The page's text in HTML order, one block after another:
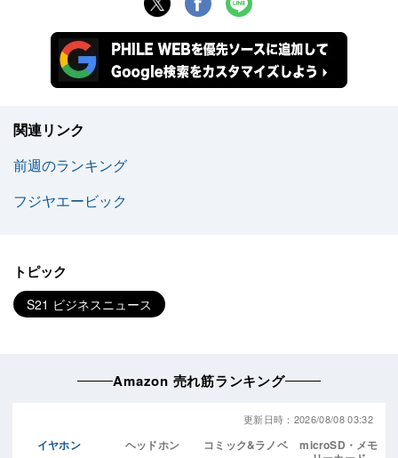
関連リンク
前週のランキング
フジヤエービック
トピック
S21 ビジネスニュース